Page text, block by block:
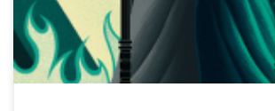
pues, toda la humanidad se encuentra en